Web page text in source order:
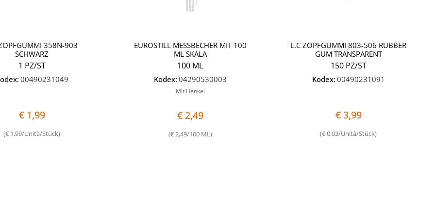
358N-903
SCHWARZ
1 PZ/ST
00490231049
€ 1,99
(€ 1,99/Unità/Stück)
EUROSTILL MESSBECHER MIT 100
ML SKALA
100 ML
Kodex: 04290530003
Mit Henkel
€ 2,49
(€ 2,49/100 ML)
L.C ZOPFGUMMI 803-506 RUBBER
GUM TRANSPARENT
150 PZ/ST
Kodex: 00490231091
€ 3,99
(€ 0,03/Unità/Stück)